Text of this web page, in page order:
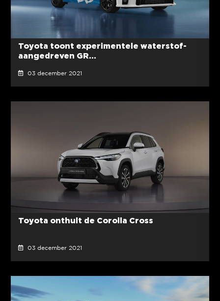
Toyota toont experimentele waterstof-
aangedreven GR...
03 december 2021
Toyota onthult de Corolla Cross
03 december 2021